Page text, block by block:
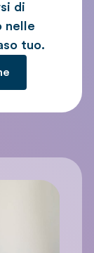
di
nelle
tuo.